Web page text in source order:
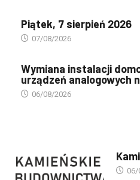
Piątek, 7 sierpień 2026
07/08/2026
Wymiana instalacji
urządzeń analogowych
06/08/2026
06/